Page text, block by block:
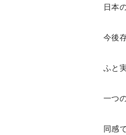
日本
今後
ふと
一つ
同感